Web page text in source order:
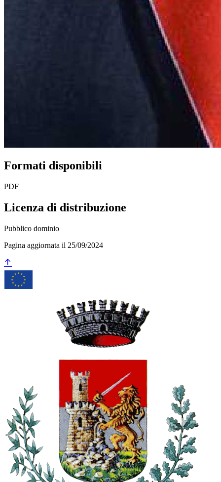
Formati disponibili
PDF
Licenza di distribuzione
Pubblico dominio
Pagina aggiornata il 25/09/2024